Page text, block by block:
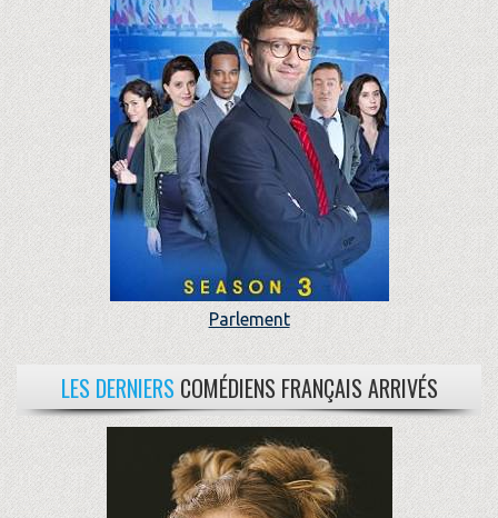
Parlement
LES DERNIERS COMÉDIENS FRANÇAIS ARRIVÉS